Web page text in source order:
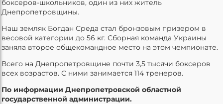
боксеров-школьников, один из них житель
Днепропетровщины.
Наш земляк Богдан Среда стал бронзовым призером в
весовой категории до 56 кг. Сборная команда Украины
заняла второе общекомандное место на этом чемпионате.
Всего на Днепропетровщине почти 3,5 тысячи боксеров
всех возрастов. С ними занимается 114 тренеров.
По информации Днепропетровской областной
государственной администрации.